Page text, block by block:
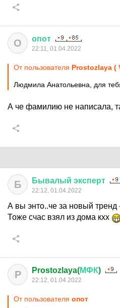
О опот
22:11, 01.04.2022
От пользователя Prostozlaya (
Людмила Анатольевна, для
А че фамилию не написала,
Б Бывалый эксперт
22:12, 01.04.2022
А вы энто..че за новый тренд
Тоже счас взял из дома кхх
P Prostozlaya(МФК)
22:12, 01.04.2022
От пользователя опот